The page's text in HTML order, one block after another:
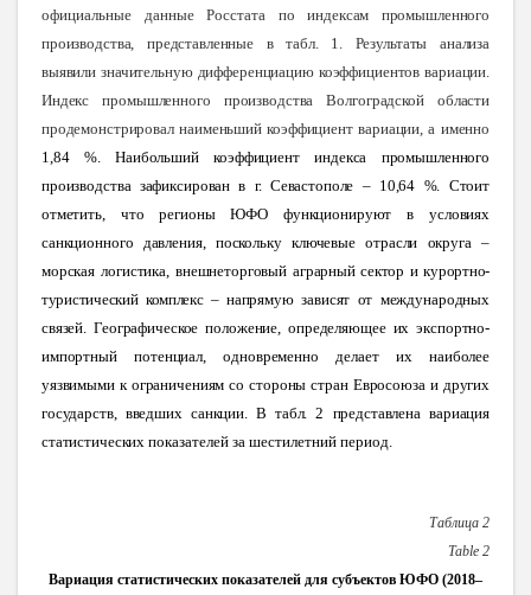
официальные данные Росстата поиндексам промышленного
производства, представленные в табл. 1. Результаты анализа
выявили значительную дифференциацию коэффициентов вариации.
Индекс промышленного производства Волгоградской области
продемонстрировал наименьший коэффициент вариации, а именно
1,84 %. Наибольший коэффициент индекса промышленного
производства зафиксирован в г. Севастополе – 10,64 %. Стоит
отметить, что регионы ЮФО функционируют в условиях
санкционного давления, поскольку ключевые отрасли округа –
морская логистика, внешнеторговый аграрный сектор и курортно-
туристический комплекс – напрямую зависят от международных
связей. Географическое положение, определяющее их экспортно-
импортный потенциал, одновременно делает их наиболее
уязвимыми к ограничениям со стороны стран Евросоюза и других
государств, введших санкции. В табл. 2 представлена вариация
статистических показателей за шестилетний период.
Таблица 2
Table 2
Вариация статистических показателей для субъектов ЮФО (2018–